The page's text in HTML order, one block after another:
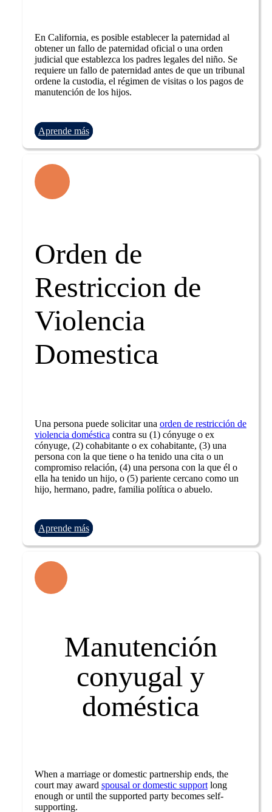
En California, es posible establecer la paternidad al
obtener un fallo de paternidad oficial o una orden
judicial que establezca los padres legales del niño. Se
requiere un fallo de paternidad antes de que un tribunal
ordene la custodia, el régimen de visitas o los pagos de
manutención de los hijos.
Aprende más
Orden de
Restriccion de
Violencia
Domestica
Una persona puede solicitar una orden de restricción de
violencia doméstica contra su (1) cónyuge o ex
cónyuge, (2) cohabitante o ex cohabitante, (3) una
persona con la que tiene o ha tenido una cita o un
compromiso relación, (4) una persona con la que él o
ella ha tenido un hijo, o (5) pariente cercano como un
hijo, hermano, padre, familia política o abuelo.
Aprende más
Manutención
conyugal y
doméstica
When a marriage or domestic partnership ends, the
court may award spousal or domestic supportlong
enough or until the supported party becomes self-
supporting.